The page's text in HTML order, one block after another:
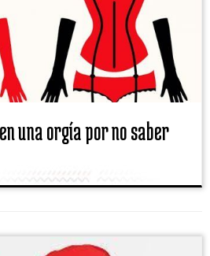
una orgía por no saber